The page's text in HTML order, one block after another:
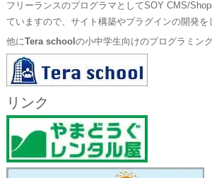
フリーランスのプログラマとしてSOY CMS/
ていますので、サイト構築やプラグインの開発を
他にTera school の小中学生向けのプログラミン
リンク